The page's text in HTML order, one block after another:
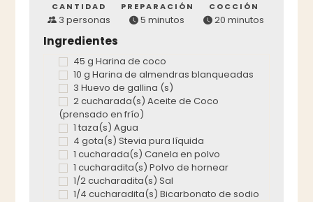
CANTIDAD
3 personas
PREPARACIÓN
5 minutos
COCCIÓN
20 minutos
Ingredientes
45 g Harina de coco
10 g Harina de almendras blanqueadas
3 Huevo de gallina (s)
2 cucharada(s) Aceite de Coco
(prensado en frío)
1 taza(s) Agua
4 gota(s) Stevia pura líquida
1 cucharada(s) Canela en polvo
1 cucharadita(s) Polvo de hornear
1/2 cucharadita(s) Sal
1/4 cucharadita(s) Bicarbonato de sodio